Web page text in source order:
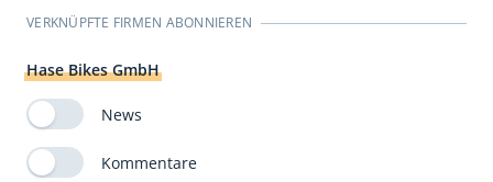
VERKNÜPFTE FIRMEN ABONNIEREN
Hase Bikes GmbH
News
Kommentare